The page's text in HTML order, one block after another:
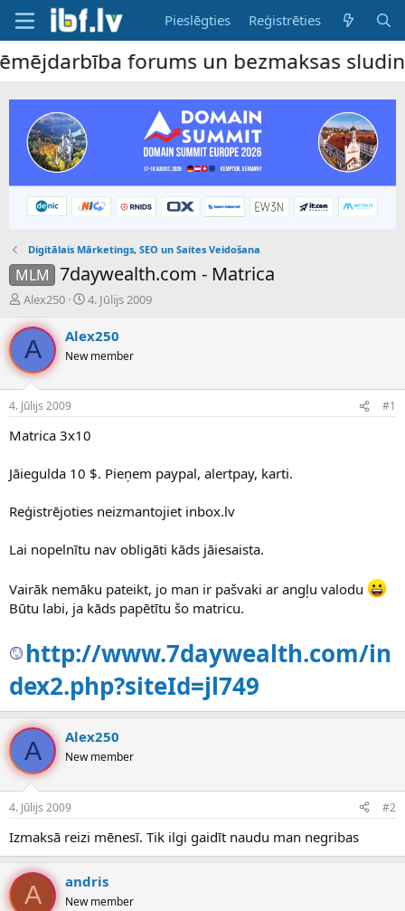
Pieslēgties Reģistrēties
forums un bezmaksas
Digitālais Mārketings, SEO un Saites Veidošana
MLM 7daywealth.com - Matrica
P
v
e
d
i
n
u
s
c
j
s
Alex250
S
k
m
a
t
u
s
4. Jūlijs 2009
A Alex250
New member
4. Jūlijs 2009 #1
Matrica 3x10
Jāiegulda 10 $. Pieņem paypal, alertpay, karti.
Reģistrējoties neizmantojiet inbox.lv
Lai nopelnītu nav obligāti kāds jāiesaista.
Vairāk nemāku pateikt, jo man ir pašvaki ar angļu valodu
Būtu labi, ja kāds papētītu šo matricu.
http://www.7daywealth.com/in
dex2.php?siteId=jl749
A Alex250
New member
4. Jūlijs 2009 #2
Izmaksā reizi mēnesī. Tik ilgi gaidīt naudu man negribas
A andris
New member